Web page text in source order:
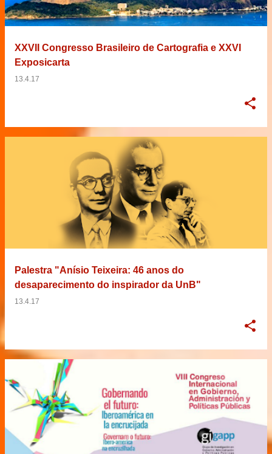
XXVII Congresso Brasileiro de Cartografia e XXVI
Exposicarta
13.4.17
Palestra "Anísio Teixeira: 46 anos do
desaparecimento do inspirador da UnB"
13.4.17